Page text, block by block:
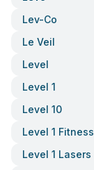
Lev-Co
Le Veil
Level
Level 1
Level 10
Level 1 Fitness
Level 1 Lasers